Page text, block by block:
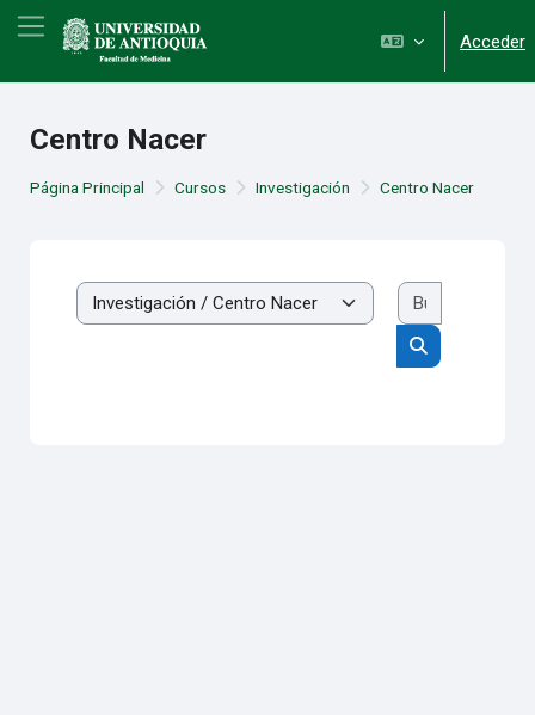
Salta al contenido principal
Panel lateral
Acceder
Centro Nacer
Página Principal Cursos Investigación Centro Nacer
Categorías
Buscar cursos